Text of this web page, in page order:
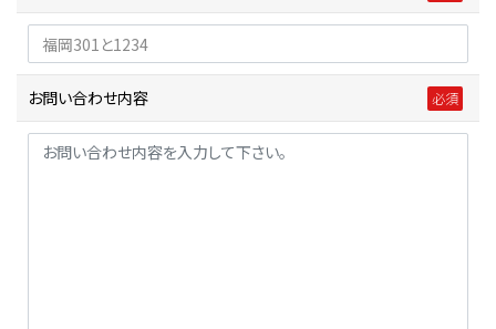
お問い合わせ内容